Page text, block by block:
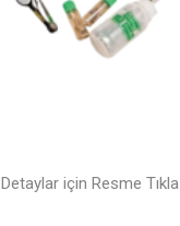
Detaylar için Resme Tıkla